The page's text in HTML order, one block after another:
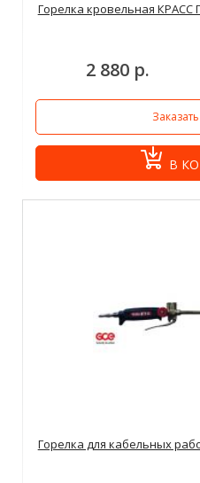
Горелка кровельная КРАСС
2 880 р.
В
Горелка для кабельных